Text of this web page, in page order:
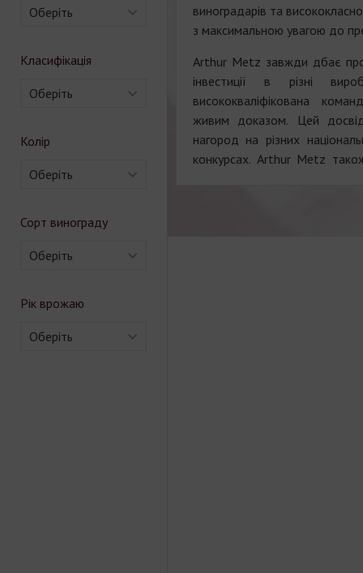
Оберіть
Класифікація
Оберіть
Колір
Оберіть
Сорт винограду
Оберіть
Рік врожаю
Оберіть
виноградарів та
з максимальною увагою до
Arthur Metz завжди дбає про
інвестиції в різні
висококваліфікована
живим доказом. Цей
нагород на різних
конкурсах. Arthur Metz